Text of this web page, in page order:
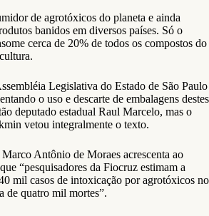
de agrotóxicos do planeta e ainda
banidos em diversos países. Só o
cerca de 20% de todos os compostos do
Legislativa do Estado de São Paulo
o uso e descarte de embalagens destes
deputado estadual Raul Marcelo, mas o
vetou integralmente o texto.
Antônio de Moraes acrescenta ao
“pesquisadores da Fiocruz estimam a
mil casos de intoxicação por agrotóxicos no
de quatro mil mortes”.